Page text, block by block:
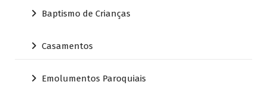
Baptismo de Crianças
Casamentos
Emolumentos Paroquiais